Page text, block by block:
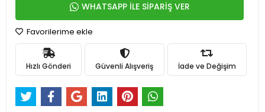
WHATSAPP İLE SİPARİŞ VER
Favorilerime ekle
Hızlı Gönderi Güvenli Alışveriş İade ve Değişim